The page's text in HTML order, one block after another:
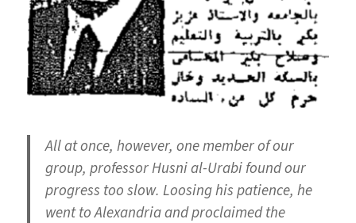
All at once, however, one member of our
group, professor Husni al-Urabi found our
progress too slow. Loosing his patience, he
went to Alexandria and proclaimed the